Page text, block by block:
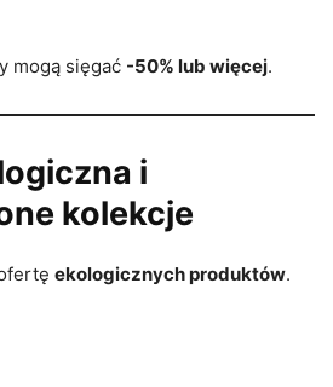
mogą sięgać -50% lub więcej.
i
kolekcje
ekologicznych produktów.